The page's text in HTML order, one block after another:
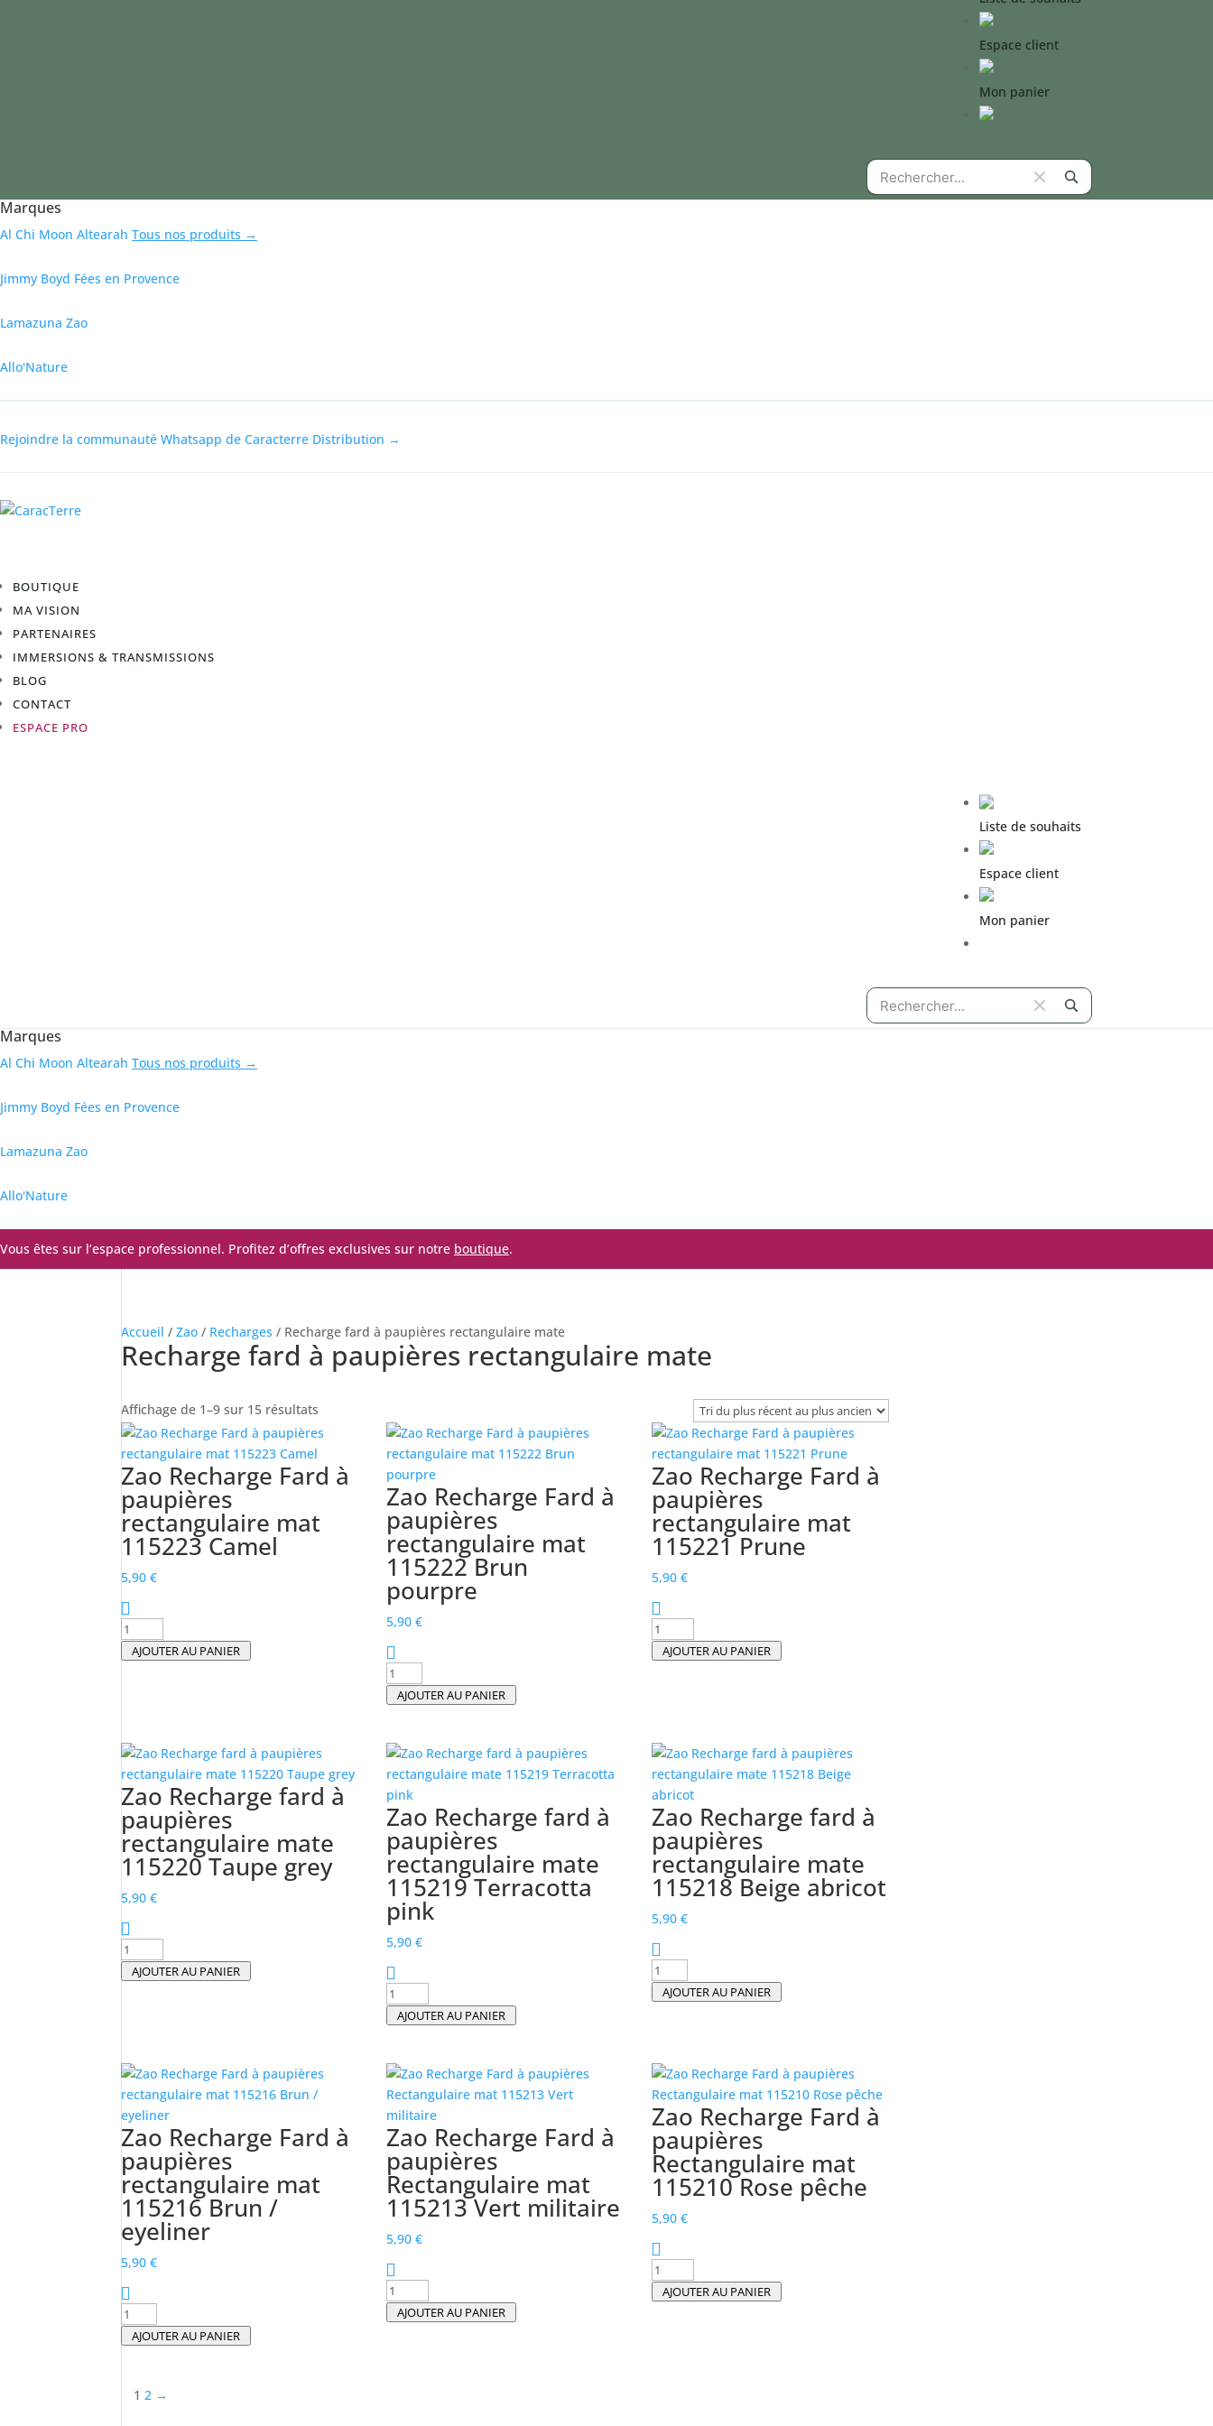
Espace client
Mon panier
Marques
Al Chi Moon Altearah Tous nos produits →
Jimmy Boyd Fées en Provence
Lamazuna Zao
Allo'Nature
Rejoindre la communauté Whatsapp de Caracterre Distribution →
BOUTIQUE
MA VISION
PARTENAIRES
IMMERSIONS & TRANSMISSIONS
BLOG
CONTACT
ESPACE PRO
Liste de souhaits
Espace client
Mon panier
Marques
Al Chi Moon Altearah Tous nos produits →
Jimmy Boyd Fées en Provence
Lamazuna Zao
Allo'Nature
Vous êtes sur l’espace professionnel. Profitez d’offres exclusives sur notre boutique.
Accueil /Zao / Recharges / Recharge fard à paupières rectangulaire mate
Recharge fard à paupières rectangulaire mate
Affichage de 1–9 sur 15 résultats
du
récent
ancien
Zao Recharge Fard à
paupières
rectangulaire mat
115223 Camel
5,90€
quantité
de
paupières
rectangulaire
mat
115223
Camel
AJOUTER AU PANIER
Zao Recharge Fard à
paupières
rectangulaire mat
115222 Brun
pourpre
5,90€
quantité
de
Fard
à
paupières
rectangulaire
mat
115222
Brun
pourpre
AJOUTER AU PANIER
Zao Recharge Fard à
paupières
rectangulaire mat
115221 Prune
5,90€
quantité
de
paupières
rectangulaire
mat
115221
Prune
AJOUTER AU PANIER
Zao Recharge fard à
paupières
rectangulaire mate
115220 Taupe grey
5,90€
quantité
de
paupières
rectangulaire
mate
115220
Taupe
grey
AJOUTER AU PANIER
Zao Recharge fard à
paupières
rectangulaire mate
115219 Terracotta
pink
5,90€
quantité
de
fard
à
paupières
rectangulaire
mate
115219
Terracotta
pink
AJOUTER AU PANIER
Zao Recharge fard à
paupières
rectangulaire mate
115218 Beige abricot
5,90€
quantité
de
à
paupières
rectangulaire
mate
115218
Beige
abricot
AJOUTER AU PANIER
Zao Recharge Fard à
paupières
rectangulaire mat
115216 Brun /
eyeliner
5,90€
quantité
de
Fard
AJOUTER AU PANIER
Zao Recharge Fard à
paupières
Rectangulaire mat
115213 Vert militaire
5,90€
quantité
deAJOUTER AU PANIER
Zao Recharge Fard à
paupières
Rectangulaire mat
115210 Rose pêche
5,90€
quantité
deAJOUTER AU PANIER
1 2 →